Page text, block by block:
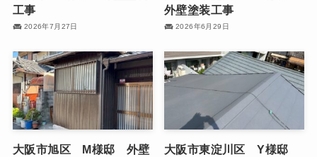
工事
2026年7月27日
外壁塗装工事
2026年6月29日
大阪市旭区 M様邸 外壁
大阪市東淀川区 Y様邸